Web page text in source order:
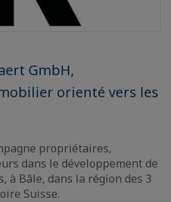
GmbH,
orienté vers les
propriétaires,
dans le développement de
Bâle, dans la région des 3
Suisse.